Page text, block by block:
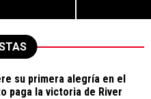
su primera alegría en el
paga la victoria de River